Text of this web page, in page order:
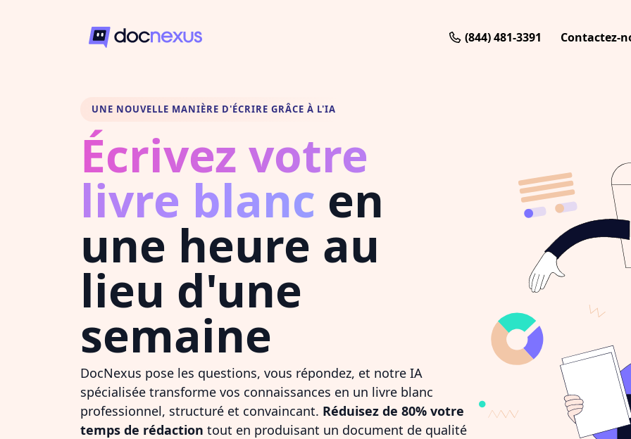
(844) 481-3391 Contactez-
UNE NOUVELLE MANIÈRE D'ÉCRIRE GRÂCE À L'IA
Écrivez votre
livre blanc en
une heure au
lieu d'une
semaine
DocNexus pose les questions, vous répondez, et notre IA
spécialisée transforme vos connaissances en un livre blanc
professionnel, structuré et convaincant. Réduisez de 80% votre
temps de rédaction tout en produisant un document de qualité